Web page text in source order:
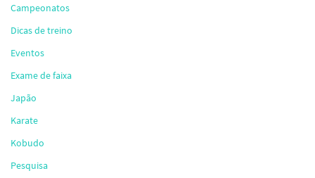
Campeonatos
Dicas de treino
Eventos
Exame de faixa
Japão
Karate
Kobudo
Pesquisa